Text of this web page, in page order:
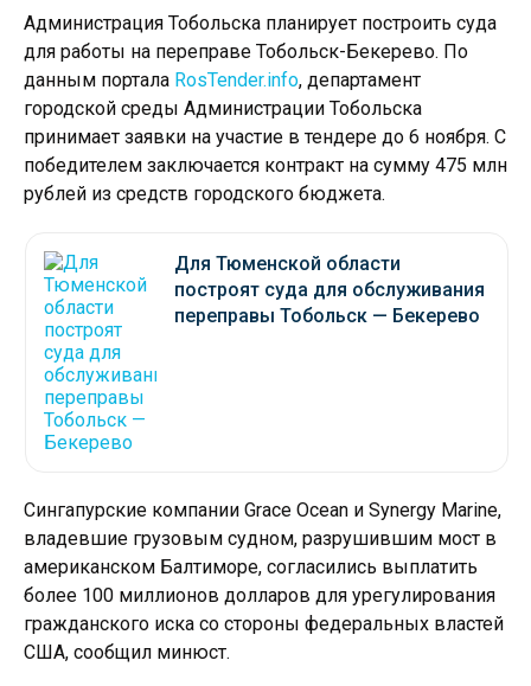
Администрация Тобольска планирует построить суда
для работы на переправе Тобольск-Бекерево. По
данным портала RosTender.info, департамент
городской среды Администрации Тобольска
принимает заявки на участие в тендере до 6 ноября. С
победителем заключается контракт на сумму 475 млн
рублей из средств городского бюджета.
Для Тюменской области
построят суда для обслуживания
переправы Тобольск — Бекерево
Сингапурские компании Grace Ocean и Synergy Marine,
владевшие грузовым судном, разрушившим мост в
американском Балтиморе, согласились выплатить
более 100 миллионов долларов для урегулирования
гражданского иска со стороны федеральных властей
США, сообщил минюст.